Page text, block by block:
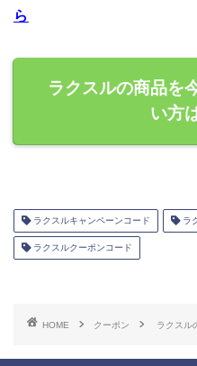
ら
ラクスルの商品を
い方
ラクスルキャンペーンコード ラ
ラクスルクーポンコード
HOME クーポン ラクスル